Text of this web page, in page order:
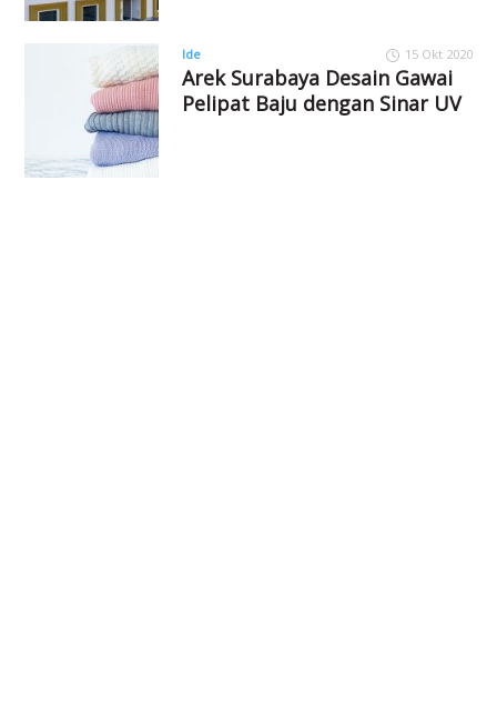
Ide 15 Okt 2020
Arek Surabaya Desain Gawai
Pelipat Baju dengan Sinar UV